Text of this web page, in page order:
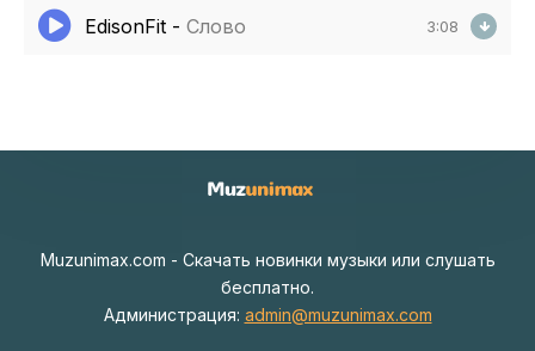
EdisonFit - Слово 3:08
Muzunimax.com - Скачать новинки музыки или слушать
бесплатно.
Администрация: admin@muzunimax.com